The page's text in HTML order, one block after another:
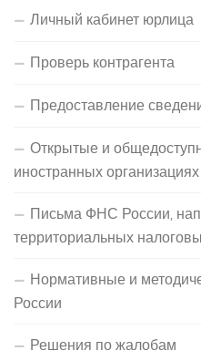
Личный кабинет юрлица
Проверь контрагента
Предоставление
Открытые и
иностранных организациях
Письма ФНС России,
территориальных
Нормативные и
России
Решения по жалобам